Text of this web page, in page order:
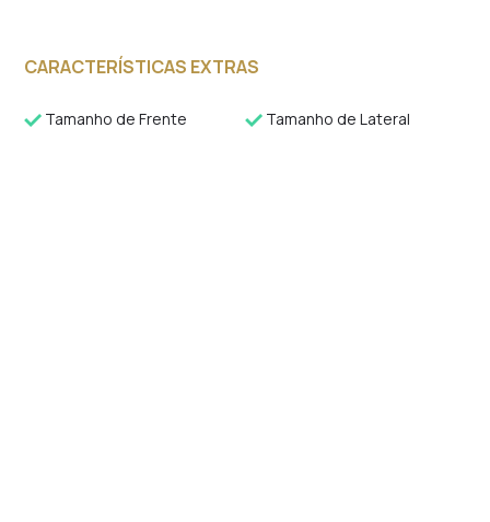
CARACTERÍSTICAS EXTRAS
Tamanho de Frente Tamanho de Lateral